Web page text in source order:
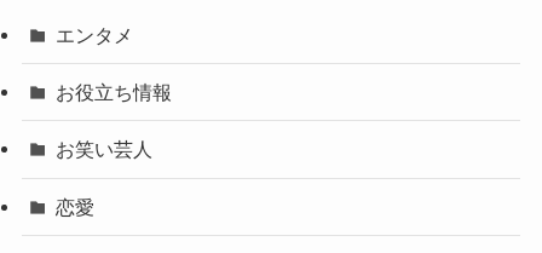
エンタメ
お役立ち情報
お笑い芸人
恋愛